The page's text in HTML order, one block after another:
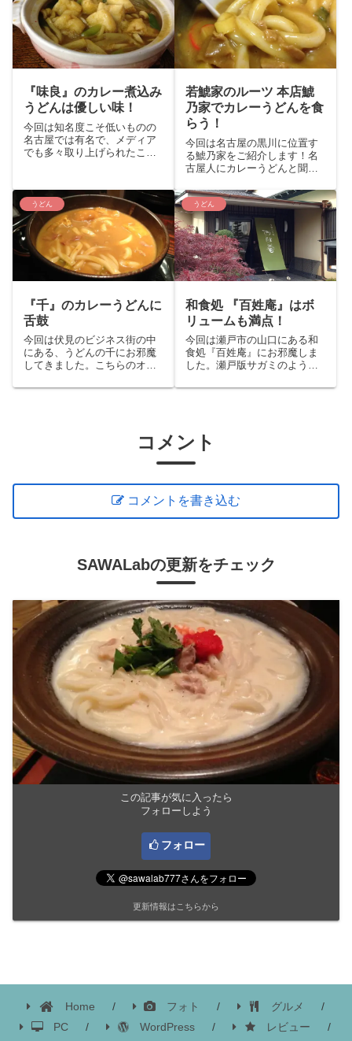
『味良』のカレー煮込み
うどんは優しい味！
今回は知名度こそ低いものの
名古屋では有名で、メディア
でも多々取り上げられたこと
麺処『味良』をご紹介！メニ
ューは主に一番人気のカレー
煮込みうどん・味噌煮込みう
どん・中華そばです。
若鯱家のルーツ 本店鯱
乃家でカレーうどんを食
らう！
今回は名古屋の黒川に位置す
る鯱乃家をご紹介します！名
古屋人にカレーうどんと聞け
あろう若鯱家だが、実は本家
が現在の鯱乃家だということ
は意外と知られていない。平
日の昼ともなると行列も必
至。果たして元祖のお味は？
うどん
『千』のカレーうどんに
舌鼓
今回は伏見のビジネス街の中
にある、うどんの千にお邪魔
してきました。こちらのオス
ろしうどん。猫舌な人にはカ
うどん
和食処 『百姓庵』はボ
リュームも満点！
今回は瀬戸市の山口にある和
食処『百姓庵』にお邪魔しま
した。瀬戸版サガミのような
切り盛りしていて温かく、料
コメント
コメントを書き込む
SAWALabの更新をチェック
この記事が気に入ったら
フォローしよう
フォロー
更新情報はこちらから
Home フォト
グルメ
PC
WordPress レビュー